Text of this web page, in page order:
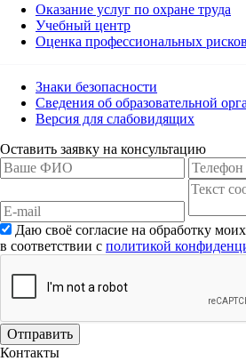
Оказание услуг по охране труда
Учебный центр
Оценка профессиональных рисков
Знаки безопасности
Сведения об образовательной
Версия для слабовидящих
Оставить заявку на консультацию
Даю своё согласие на обработку
в соответствии с политикой
Отправить
Контакты